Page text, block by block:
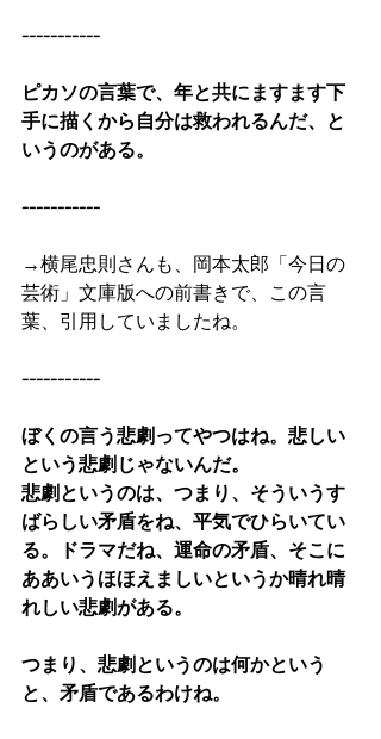
-----------
ピカソの言葉で、年と共にますます下
手に描くから自分は救われるんだ、と
いうのがある。
-----------
→横尾忠則さんも、岡本太郎「今日の
芸術」文庫版への前書きで、この言
葉、引用していましたね。
-----------
ぼくの言う悲劇ってやつはね。悲しい
という悲劇じゃないんだ。
悲劇というのは、つまり、そういうす
ばらしい矛盾をね、平気でひらいてい
る。ドラマだね、運命の矛盾、そこに
ああいうほほえましいというか晴れ晴
れしい悲劇がある。
つまり、悲劇というのは何かという
と、矛盾であるわけね。